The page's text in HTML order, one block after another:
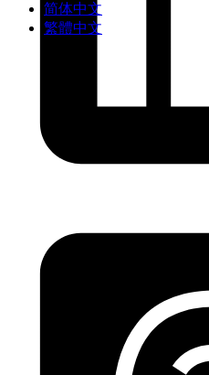
简体中文
繁體中文